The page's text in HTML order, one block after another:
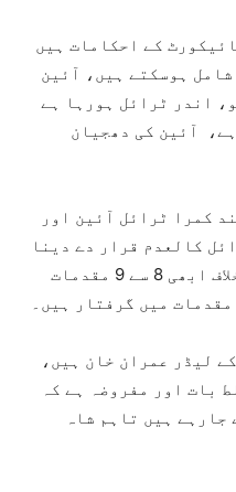
کے احکامات ہیں
ہوسکتے ہیں، آئین
اندر ٹرائل ہورہا ہے
آئین کی دھجیان
کمرا ٹرائل آئین اور
کالعدم قرار دے دینا
چاہیے، شاہ محمود قریشی کے خلاف ابھی 8 سے 9 مقدمات
لیڈر عمران خان ہیں،
بات اور مفروضہ ہے کہ
ہیں تاہم شاہ